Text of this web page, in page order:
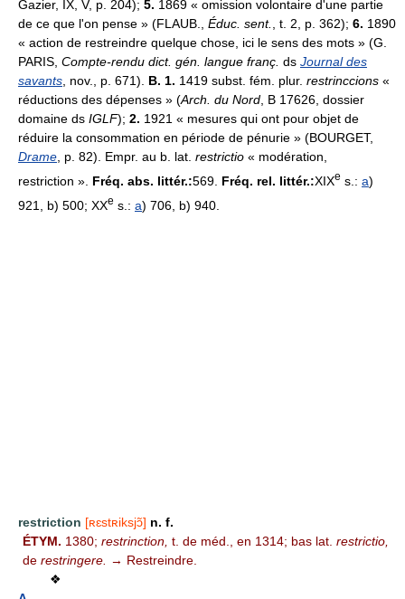
Gazier, IX, V, p. 204); 5. 1869 « omission volontaire d'une partie
de ce que l'on pense » (FLAUB., Éduc. sent. , t. 2, p. 362); 6. 1890
« action de restreindre quelque chose, ici le sens des mots » (G.
PARIS, Compte-rendu dict. gén. langue franç. ds Journal des
savants , nov., p. 671). B. 1. 1419 subst. fém. plur. restrinccions «
réductions des dépenses » (Arch. du Nord , B 17626, dossier
domaine ds IGLF); 2. 1921 « mesures qui ont pour objet de
réduire la consommation en période de pénurie » (BOURGET,
Drame , p. 82). Empr. au b. lat. restrictio « modération,
restriction ». Fréq. abs. littér.:569. Fréq. rel. littér.:XIXe s.: a)
921, b) 500; XXe s.: a) 706, b) 940.
restriction [ʀɛstʀiksjɔ̃] n. f.
ÉTYM. 1380; restrinction, t. de méd., en 1314; bas lat. restrictio,
de restringere. → Restreindre.
❖